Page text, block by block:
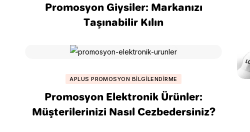
Promosyon Giysiler: Markanızı
Taşınabilir Kılın
APLUS PROMOSYON BILGILENDIRME
Promosyon Elektronik Ürünler:
Müşterilerinizi Nasıl Cezbedersiniz?